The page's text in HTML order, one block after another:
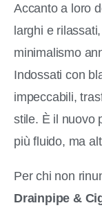
Accanto a loro
larghi e
minimalismo
Indossati con
impeccabili,
stile. È il nuovo
più fluido, ma
Per chi non
Drainpipe &